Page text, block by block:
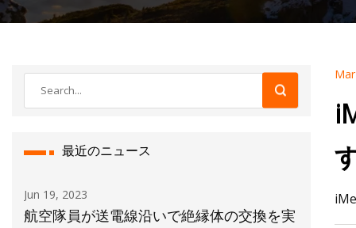
最近のニュース
Jun 19, 2023
航空隊員が送電線沿いで絶縁体の交換を実
Aug 10,